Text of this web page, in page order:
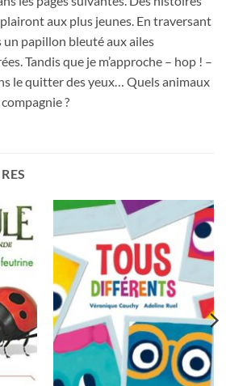
aux plus jeunes. En traversant
un papillon bleuté aux ailes
Tandis que je m’approche – hop ! –
le quitter des yeux… Quels animaux
?